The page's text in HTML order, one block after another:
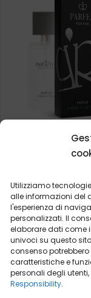
Utilizziamo
alle informazioni del
l'esperienza di
personalizzati. Il
elaborare dati come
univoci su questo
consenso
caratteristiche e
personali degli
Responsibility.
Profumo da uomo –
recensioni
2ml 50ml
19,99€